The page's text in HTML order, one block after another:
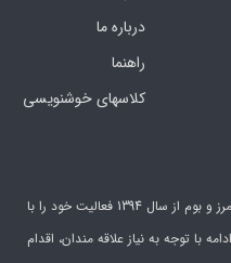
درباره ما
راهنما
کلاسهای خوشنویسی
تیم هنری کلک عشق با هدف اعتلای هنر این مرز و بوم از سال 1394 فعالیت خود را با
با توجه به نیاز علاقه مندان، اقدام